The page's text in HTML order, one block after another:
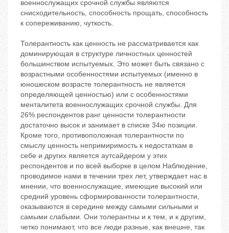
военнослужащих срочной службы являются
снисходительность, способность прощать, способность
к сопереживанию, чуткость.
Толерантность как ценность не рассматривается как
доминирующая в структуре личностных ценностей
большинством испытуемых. Это может быть связано с
возрастными особенностями испытуемых (именно в
юношеском возрасте толерантность не является
определяющей ценностью) или с особенностями
менталитета военнослужащих срочной службы. Для
26% респондентов ранг ценности толерантности
достаточно высок и занимает в списке 3‬4ю позиции.
Кроме того, противоположная толерантности по
смыслу ценность ‬непримиримость к недостаткам в
себе и других ‬является аутсайдером у этих
респондентов и по всей выборке в целом.Наблюдение,
проводимое нами в течении трех лет, утверждает нас в
мнении, что военнослужащие, имеющие высокий или
средний уровень сформированности толерантности,
оказываются в середине между самыми сильными и
самыми слабыми. Они толерантны и к тем, и к другим,
четко понимают, что все люди разные, как внешне, так